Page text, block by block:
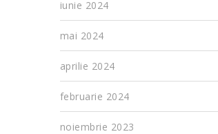
iunie 2024
mai 2024
aprilie 2024
februarie 2024
noiembrie 2023